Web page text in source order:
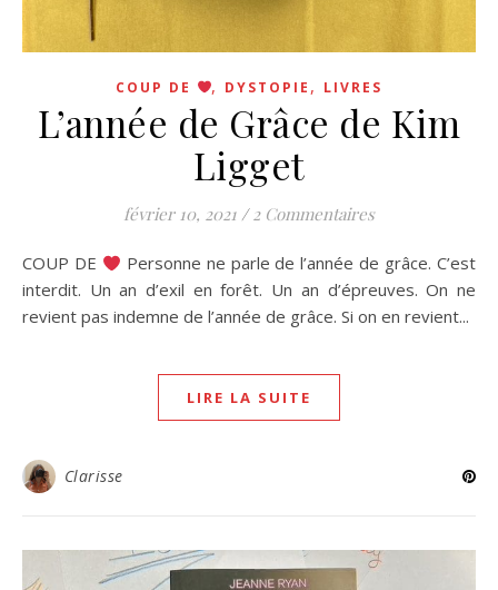
COUP DE , DYSTOPIE , LIVRES
L’année de Grâce de Kim
Ligget
février 10, 2021 / 2 Commentaires
COUP DE
Personne ne parle de l’année de grâce. C’est
interdit. Un an d’exil en forêt. Un an d’épreuves. On ne
revient pas indemne de l’année de grâce. Si on en revient...
LIRE LA SUITE
Clarisse